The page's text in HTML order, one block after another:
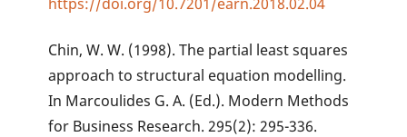
Chin, W. W. (1998). The partial least squares
approach to structural equation modelling.
In Marcoulides G. A. (Ed.). Modern Methods
for Business Research. 295(2): 295-336.